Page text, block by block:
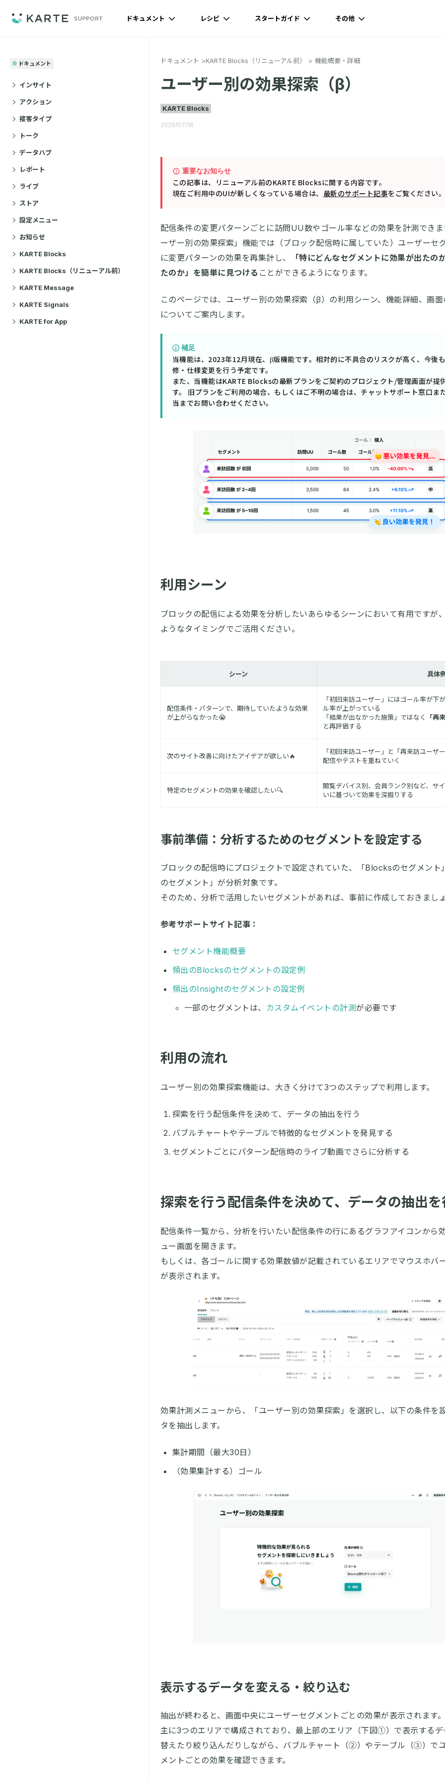
ドキュメント レシピ スタートガイド その他
ドキュメント
インサイト
アクション
接客タイプ
トーク
データハブ
レポート
ライブ
ストア
設定メニュー
お知らせ
KARTE Blocks
KARTE Blocks（リニューアル前）
KARTE Message
KARTE Signals
KARTE for App
ドキュメント KARTE Blocks（リニューアル前） 機能概要・詳細
ユーザー別の効果探索（β）
KARTE Blocks
2026/07/16
重要なお知らせ
この記事は、リニューアル前のKARTE Blocksに関する内容です。
現在ご利用中のUIが新しくなっている場合は、 最新のサポート記事をご覧ください。
配信条件の変更パターンごとに訪問UU数やゴール率などの効果を計測でき
ーザー別の効果探索」機能では（ブロック配信時に属していた）ユーザーセ
に変更パターンの効果を再集計し、
「特にどんなセグメントに効果が出たの
たのか」を簡単に見つける ことができるようになります。
このページでは、ユーザー別の効果探索（β）の利用シーン、機能詳細、画
についてご案内します。
補足
当機能は、2023年12月現在、β版機能です。相対的に不具合のリスクが高く、今後
修・仕様変更を行う予定です。
また、当機能はKARTE Blocksの最新プランをご契約のプロジェクト/管理画面が提
す。 旧プランをご利用の場合、もしくはご不明の場合は、チャットサポート窓口ま
当までお問い合わせください。
利用シーン
ブロックの配信による効果を分析したいあらゆるシーンにおいて有用ですが
ようなタイミングでご活用ください。
シーン 具体
配信条件・パターンで、期待していたような効果
が上がらなかった😭
「初回来訪ユーザー」にはゴール率が下
ル率が上がっている
「結果が出なかった施策」ではなく
「再
と再評価する
次のサイト改善に向けたアイデアが欲しい🔥
「初回来訪ユーザー」と「再来訪ユーザ
配信やテストを重ねていく
特定のセグメントの効果を確認したい🔍
閲覧デバイス別、会員ランク別など、サ
いに基づいて効果を深掘りする
事前準備：分析するためのセグメントを設定する
ブロックの配信時にプロジェクトで設定されていた、「Blocksのセグメン
のセグメント」が分析対象です。
そのため、分析で活用したいセグメントがあれば、事前に作成しておきまし
参考サポートサイト記事：
セグメント機能概要
頻出のBlocksのセグメントの設定例
頻出のInsightのセグメントの設定例
一部のセグメントは、
カスタムイベントの計測が必要です
利用の流れ
ユーザー別の効果探索機能は、大きく分けて3つのステップで利用します。
探索を行う配信条件を決めて、データの抽出を行う
バブルチャートやテーブルで特徴的なセグメントを発見する
セグメントごとにパターン配信時のライブ動画でさらに分析する
探索を行う配信条件を決めて、データの抽出を
配信条件一覧から、分析を行いたい配信条件の行にあるグラフアイコンから
ュー画面を開きます。
もしくは、各ゴールに関する効果数値が記載されているエリアでマウスホバ
が表示されます。
効果計測メニューから、「ユーザー別の効果探索」を選択し、以下の条件を
タを抽出します。
集計期間（最大30日）
（効果集計する）ゴール
表示するデータを変える・絞り込む
抽出が終わると、画面中央にユーザーセグメントごとの効果が表示されます。
主に3つのエリアで構成されており、最上部のエリア（下図①）で表示する
替えたり絞り込んだりしながら、バブルチャート（②）やテーブル（③）で
メントごとの効果を確認できます。